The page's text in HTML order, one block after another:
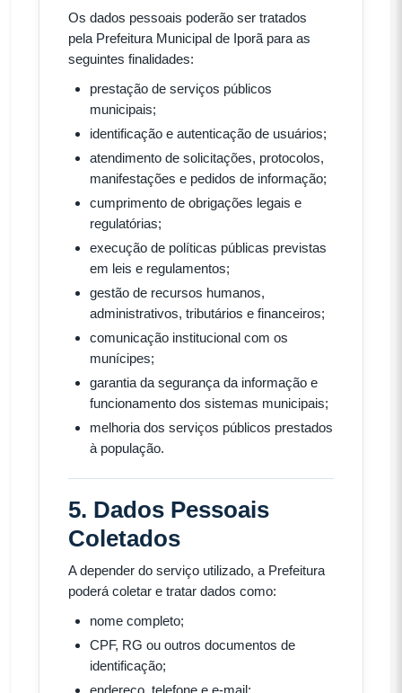
Os dados pessoais poderão ser tratados
pela Prefeitura Municipal de Iporã para as
seguintes finalidades:
prestação de serviços públicos
municipais;
identificação e autenticação de usuários;
atendimento de solicitações, protocolos,
manifestações e pedidos de informação;
cumprimento de obrigações legais e
regulatórias;
execução de políticas públicas previstas
em leis e regulamentos;
gestão de recursos humanos,
administrativos, tributários e financeiros;
comunicação institucional com os
munícipes;
garantia da segurança da informação e
funcionamento dos sistemas municipais;
melhoria dos serviços públicos prestados
à população.
5. Dados Pessoais
Coletados
A depender do serviço utilizado, a Prefeitura
poderá coletar e tratar dados como:
nome completo;
CPF, RG ou outros documentos de
identificação;
endereço, telefone e e-mail;